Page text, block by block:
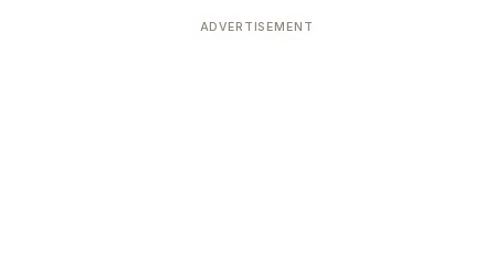
ADVERTISEMENT